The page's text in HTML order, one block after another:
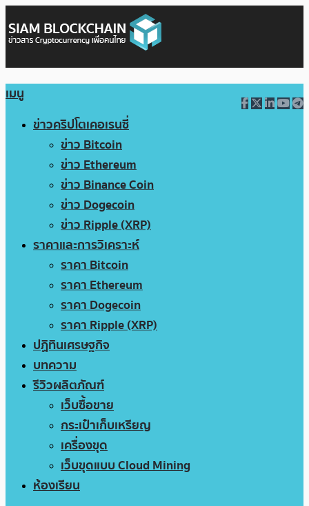
เมนู
ข่าวคริปโตเคอเรนซี่
ข่าว Bitcoin
ข่าว Ethereum
ข่าว Binance Coin
ข่าว Dogecoin
ข่าว Ripple (XRP)
ราคาและการวิเคราะห์
ราคา Bitcoin
ราคา Ethereum
ราคา Dogecoin
ราคา Ripple (XRP)
ปฏิทินเศรษฐกิจ
บทความ
รีวิวผลิตภัณฑ์
เว็บซื้อขาย
กระเป๋าเก็บเหรียญ
เครื่องขุด
เว็บขุดแบบ Cloud Mining
ห้องเรียน